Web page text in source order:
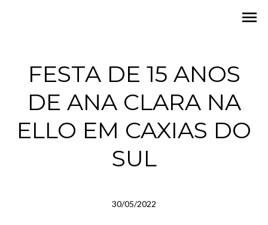
menu
FESTA DE 15 ANOS
DE ANA CLARA NA
ELLO EM CAXIAS DO
SUL
30/05/2022